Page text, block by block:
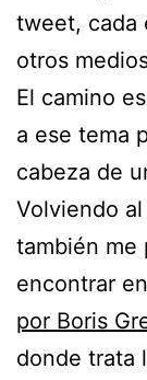
tweet, cada
otros
El camino
a ese tema
cabeza de
Volviendo
también me
encontrar
por Boris
donde trata